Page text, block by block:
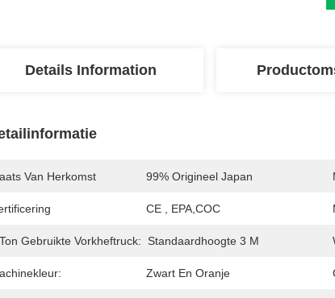
Details Information
Van Herkomst 99% Origineel Japan
CE , EPA,COC
Gebruikte Vorkheftruck: Standaardhoogte 3 M
Zwart En Oranje